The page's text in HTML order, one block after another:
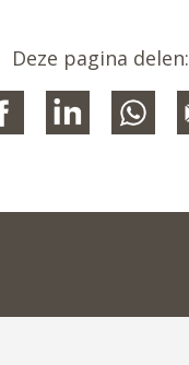
Deze pagina delen: